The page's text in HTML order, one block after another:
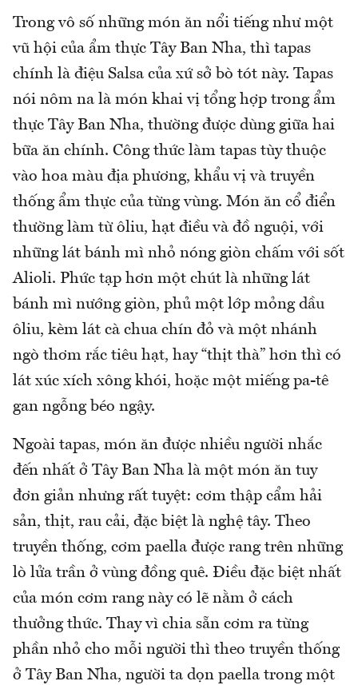
Trong vô số những món ăn nổi tiếng như một
vũ hội của ẩm thực Tây Ban Nha, thì tapas
chính là điệu Salsa của xứ sở bò tót này. Tapas
nói nôm na là món khai vị tổng hợp trong ẩm
thực Tây Ban Nha, thường được dùng giữa hai
bữa ăn chính. Công thức làm tapas tùy thuộc
vào hoa màu địa phương, khẩu vị và truyền
thống ẩm thực của từng vùng. Món ăn cổ điển
thường làm từ ôliu, hạt điều và đồ nguội, với
những lát bánh mì nhỏ nóng giòn chấm với sốt
Alioli. Phức tạp hơn một chút là những lát
bánh mì nướng giòn, phủ một lớp mỏng dầu
ôliu, kèm lát cà chua chín đỏ và một nhánh
ngò thơm rắc tiêu hạt, hay “thịt thà” hơn thì có
lát xúc xích xông khói, hoặc một miếng pa-tê
gan ngỗng béo ngậy.
Ngoài tapas, món ăn được nhiều người nhắc
đến nhất ở Tây Ban Nha là một món ăn tuy
đơn giản nhưng rất tuyệt: cơm thập cẩm hải
sản, thịt, rau cải, đặc biệt là nghệ tây. Theo
truyền thống, cơm paella được rang trên những
lò lửa trần ở vùng đồng quê. Điều đặc biệt nhất
của món cơm rang này có lẽ nằm ở cách
thưởng thức. Thay vì chia sẵn cơm ra từng
phần nhỏ cho mỗi người thì theo truyền thống
ở Tây Ban Nha, người ta dọn paella trong một